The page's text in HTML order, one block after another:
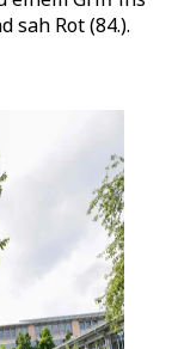
sah Rot (84.).